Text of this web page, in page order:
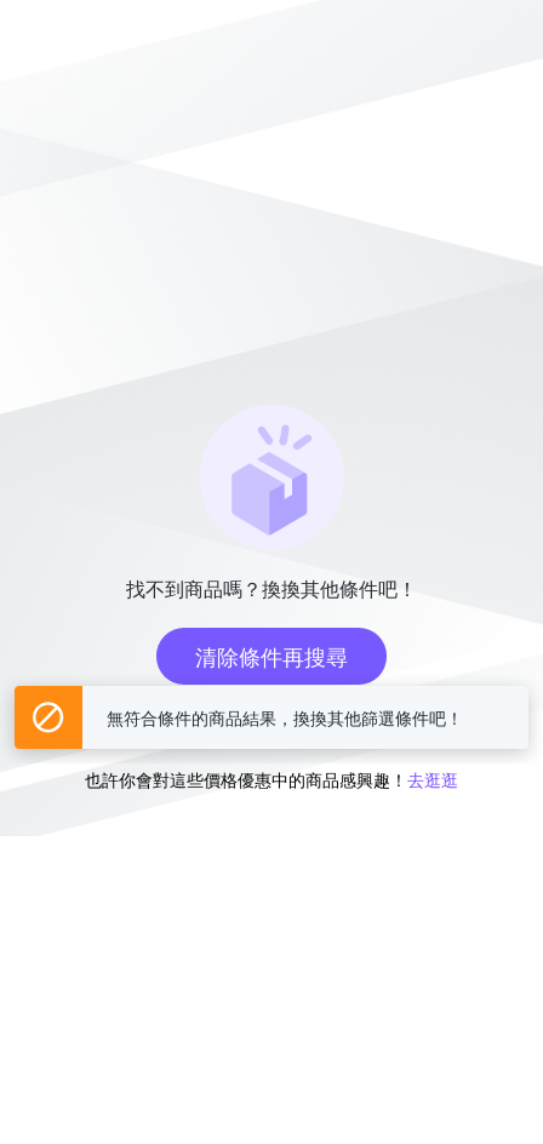
找不到商品嗎？換換其他條件吧！
清除條件再搜尋
或
也許你會對這些價格優惠中的商品感興趣！ 去逛逛
無符合條件的商品結果，換換其他篩選條件吧！